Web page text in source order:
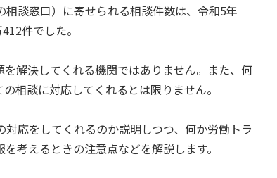
相談窓口）に寄せられる相談件数は、令和5年
件でした。
解決してくれる機関ではありません。また、何
相談に対応してくれるとは限りません。
応をしてくれるのか説明しつつ、何か労働トラ
考えるときの注意点などを解説します。